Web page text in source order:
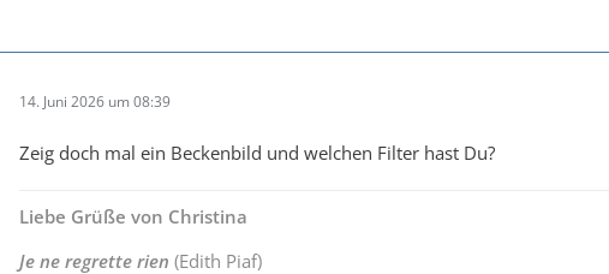
14. Juni 2026 um 08:39
Zeig doch mal ein Beckenbild und welchen Filter hast Du?
Liebe Grüße von Christina
Je ne regrette rien (Edith Piaf)